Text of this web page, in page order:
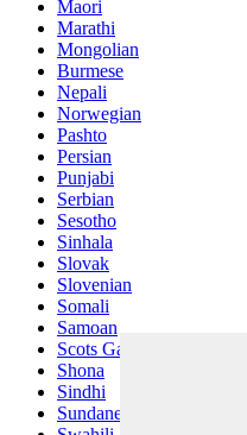
Maori
Marathi
Mongolian
Burmese
Nepali
Norwegian
Pashto
Persian
Punjabi
Serbian
Sesotho
Sinhala
Slovak
Slovenian
Somali
Samoan
Scots Gaelic
Shona
Sindhi
Sundanese